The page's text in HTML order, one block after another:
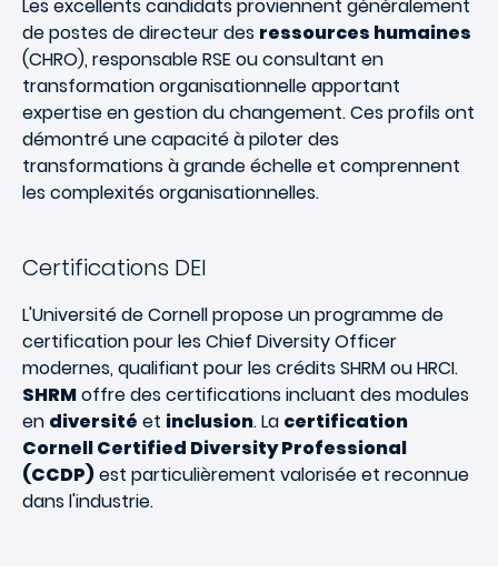
Les excellents candidats proviennent généralement
de postes de directeur des ressources humaines
(CHRO), responsable RSE ou consultant en
transformation organisationnelle apportant
expertise en gestion du changement. Ces profils ont
démontré une capacité à piloter des
transformations à grande échelle et comprennent
les complexités organisationnelles.
Certifications DEI
L'Université de Cornell propose un programme de
certification pour les Chief Diversity Officer
modernes, qualifiant pour les crédits SHRM ou HRCI.
SHRMoffre des certifications incluant des modules
en diversité et inclusion. La certification
Cornell Certified Diversity Professional
(CCDP)est particulièrement valorisée et reconnue
dans l'industrie.